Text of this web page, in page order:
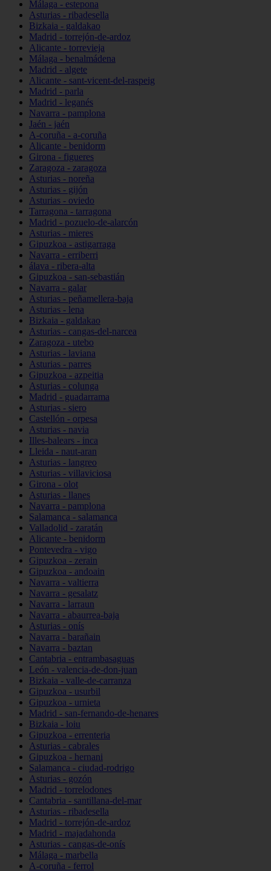
Málaga - estepona
Asturias - ribadesella
Bizkaia - galdakao
Madrid - torrejón-de-ardoz
Alicante - torrevieja
Málaga - benalmádena
Madrid - algete
Alicante - sant-vicent-del-raspeig
Madrid - parla
Madrid - leganés
Navarra - pamplona
Jaén - jaén
A-coruña - a-coruña
Alicante - benidorm
Girona - figueres
Zaragoza - zaragoza
Asturias - noreña
Asturias - gijón
Asturias - oviedo
Tarragona - tarragona
Madrid - pozuelo-de-alarcón
Asturias - mieres
Gipuzkoa - astigarraga
Navarra - erriberri
álava - ribera-alta
Gipuzkoa - san-sebastián
Navarra - galar
Asturias - peñamellera-baja
Asturias - lena
Bizkaia - galdakao
Asturias - cangas-del-narcea
Zaragoza - utebo
Asturias - laviana
Asturias - parres
Gipuzkoa - azpeitia
Asturias - colunga
Madrid - guadarrama
Asturias - siero
Castellón - orpesa
Asturias - navia
Illes-balears - inca
Lleida - naut-aran
Asturias - langreo
Asturias - villaviciosa
Girona - olot
Asturias - llanes
Navarra - pamplona
Salamanca - salamanca
Valladolid - zaratán
Alicante - benidorm
Pontevedra - vigo
Gipuzkoa - zerain
Gipuzkoa - andoain
Navarra - valtierra
Navarra - gesalatz
Navarra - larraun
Navarra - abaurrea-baja
Asturias - onís
Navarra - barañain
Navarra - baztan
Cantabria - entrambasaguas
León - valencia-de-don-juan
Bizkaia - valle-de-carranza
Gipuzkoa - usurbil
Gipuzkoa - urnieta
Madrid - san-fernando-de-henares
Bizkaia - loiu
Gipuzkoa - errenteria
Asturias - cabrales
Gipuzkoa - hernani
Salamanca - ciudad-rodrigo
Asturias - gozón
Madrid - torrelodones
Cantabria - santillana-del-mar
Asturias - ribadesella
Madrid - torrejón-de-ardoz
Madrid - majadahonda
Asturias - cangas-de-onís
Málaga - marbella
A-coruña - ferrol